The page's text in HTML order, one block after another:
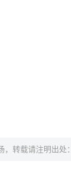
转载请注明出处：